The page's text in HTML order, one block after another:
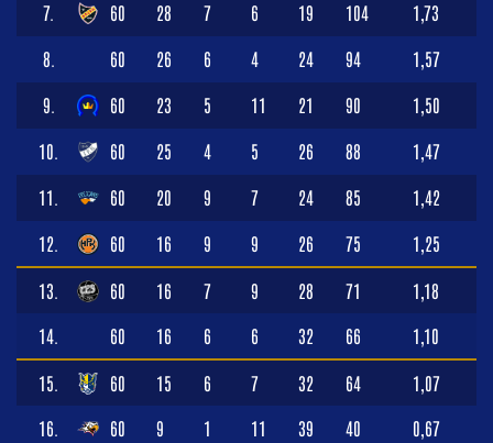
7. 60 28 7 6 19 104 1,73
8. 60 26 6 4 24 94 1,57
9. 60 23 5 11 21 90 1,50
10. 60 25 4 5 26 88 1,47
11. 60 20 9 7 24 85 1,42
12. 60 16 9 9 26 75 1,25
13. 60 16 7 9 28 71 1,18
14. 60 16 6 6 32 66 1,10
15. 60 15 6 7 32 64 1,07
16. 60 9 1 11 39 40 0,67